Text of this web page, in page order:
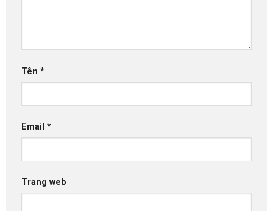
Tên *
Email *
Trang web